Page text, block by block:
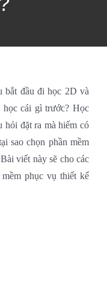
bắt đầu đi học 2D và
học cái gì trước? Học
hỏi đặt ra mà hiếm có
sao chọn phần mềm
viết này sẽ cho các
phục vụ thiết kế